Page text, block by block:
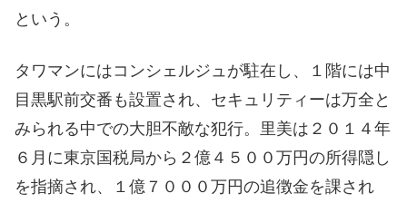
という。
タワマンにはコンシェルジュが駐在し、１階には中
目黒駅前交番も設置され、セキュリティーは万全と
みられる中での大胆不敵な犯行。里美は２０１４年
６月に東京国税局から２億４５００万円の所得隠し
を指摘され、１億７０００万円の追徴金を課され